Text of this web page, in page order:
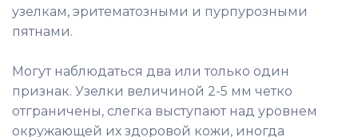
узелкам, эритематозными и пурпурозными
пятнами.
Могут наблюдаться два или только один
признак. Узелки величиной 2-5 мм четко
отграничены, слегка выступают над уровнем
окружающей их здоровой кожи, иногда